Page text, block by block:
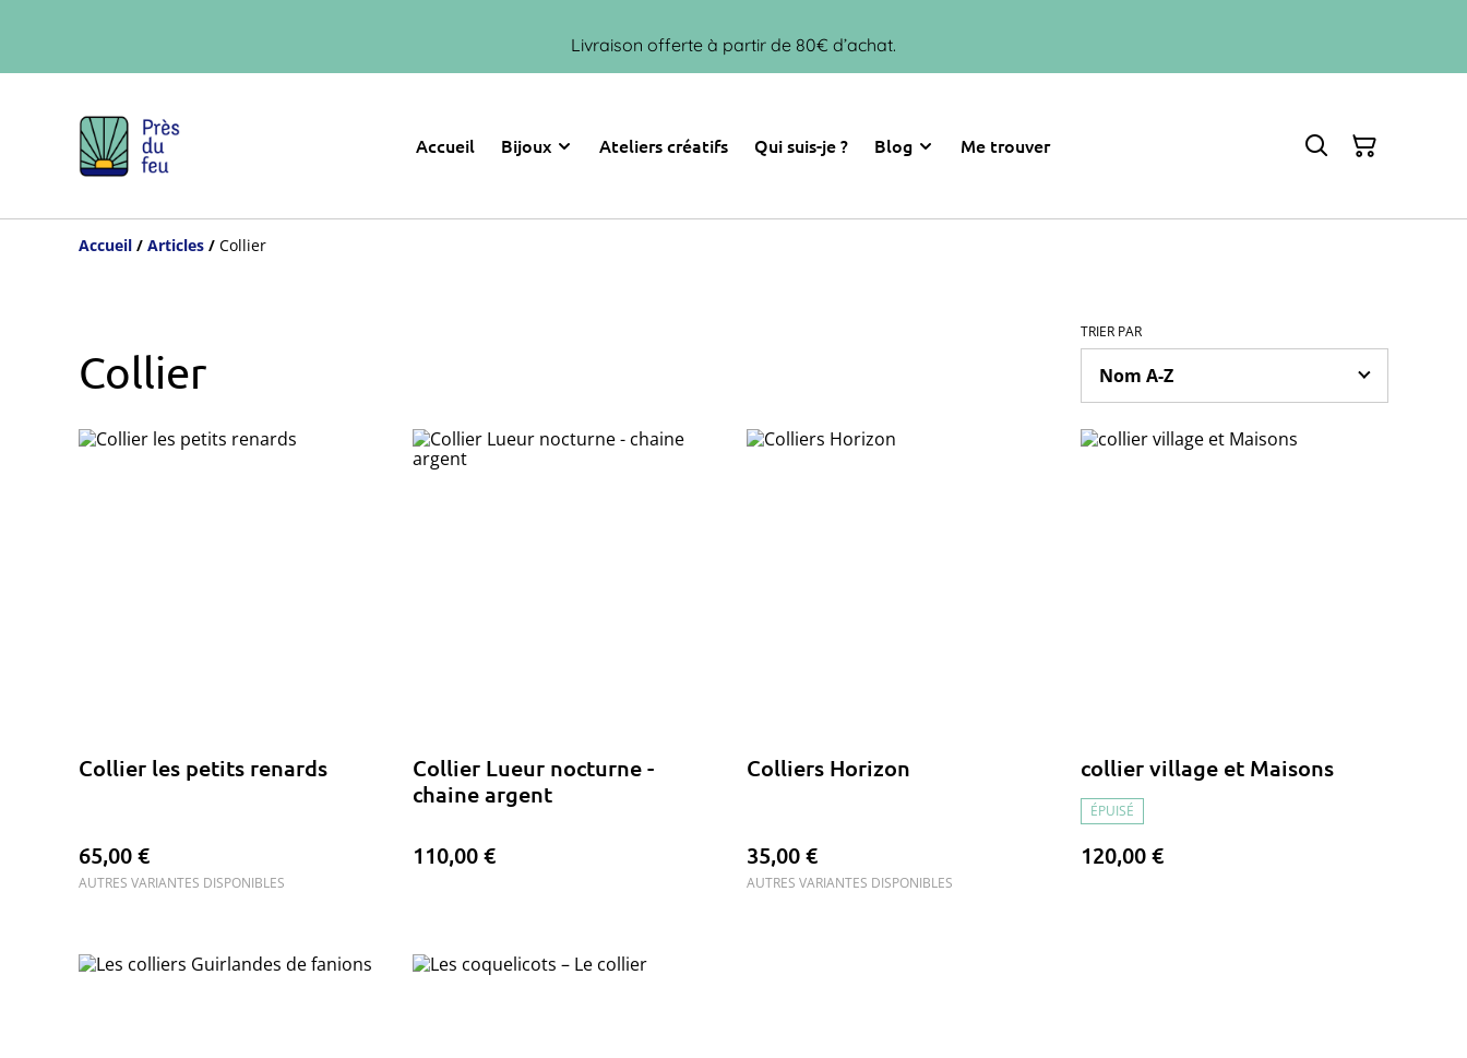
Livraison offerte à partir de 80€ d’achat.
Accueil Bijoux Ateliers créatifs Qui suis-je ? Blog Me trouver
Accueil / Articles / Collier
Collier
TRIER PAR
Collier les petits renards
65,00 €
AUTRES VARIANTES DISPONIBLES
Collier Lueur nocturne -
chaine argent
110,00 €
Colliers Horizon
35,00 €
AUTRES VARIANTES DISPONIBLES
collier village et Maisons
ÉPUISÉ
120,00 €